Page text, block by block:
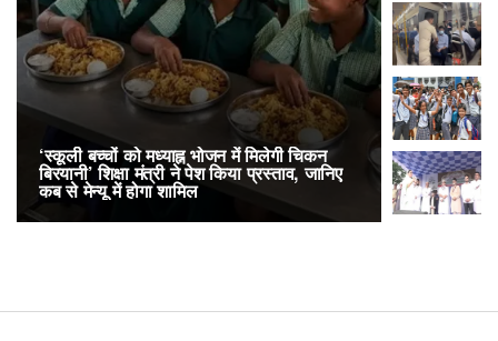
‘स्कूली बच्चों को मध्याह्न भोजन में मिलेगी चिकन
बिरयानी’ शिक्षा मंत्री ने पेश किया प्रस्ताव, जानिए
कब से मेन्यू में होगा शामिल
RailOne
लोकप्रिय,
अनारक्षित